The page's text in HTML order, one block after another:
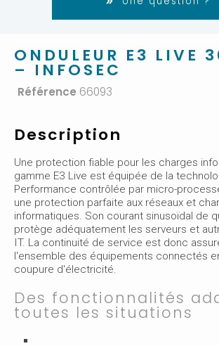
ONDULEUR E3 LIVE
– INFOSEC
Référence 66093
Description
Une protection fiable pour les charges
gamme E3 Live est équipée de la
Performance contrôlée par micro-
une protection parfaite aux réseaux et
informatiques. Son courant sinusoïdal de
protège adéquatement les serveurs et
IT. La continuité de service est donc
l'ensemble des équipements connectés
coupure d'électricité.
Des fonctionnalités
toutes les situations